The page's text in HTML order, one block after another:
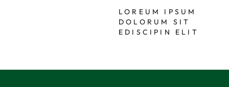
LOREUM IPSUM
DOLORUM SIT
EDISCIPIN ELIT